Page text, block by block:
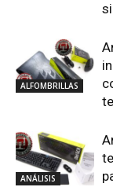
ALFOMBRILLAS
ANÁLISIS